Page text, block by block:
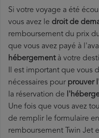
Si votre voyage a été
vous avez le droit de
remboursement du prix
que vous avez payé à
hébergementà votre
Il est important que vous
nécessaires pour prouver
la réservation de
Une fois que vous avez
de remplir le formulaire
remboursement Twin Jet